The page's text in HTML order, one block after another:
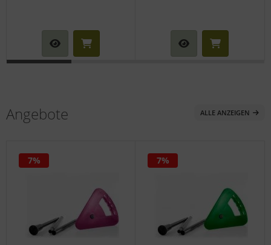
Angebote ALLE ANZEIGEN
7% 7%